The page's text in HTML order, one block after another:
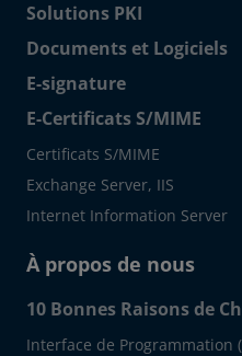
Solutions PKI
Documents et Logiciels
E-signature
E-Certificats S/MIME
Certificats S/MIME
Exchange Server, IIS
Internet Information Server
À propos de nous
10 Bonnes Raisons de
Interface de Programmation